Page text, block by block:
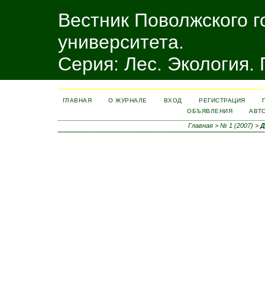
Вестник Поволжского
университета.
Серия: Лес. Экология.
ГЛАВНАЯ О ЖУРНАЛЕ ВХОД РЕГИСТРАЦИЯ
ОБЪЯВЛЕНИЯ
Главная> № 1 (2007) >